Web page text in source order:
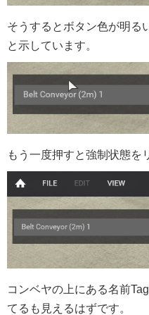
そうするとボタン色が明る
と示しています。
もう一度押すと強制状態を
コンベヤの上にある名前
てるも見えるはずです。